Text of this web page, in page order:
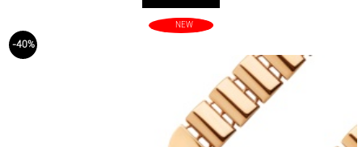
-40%
NEW